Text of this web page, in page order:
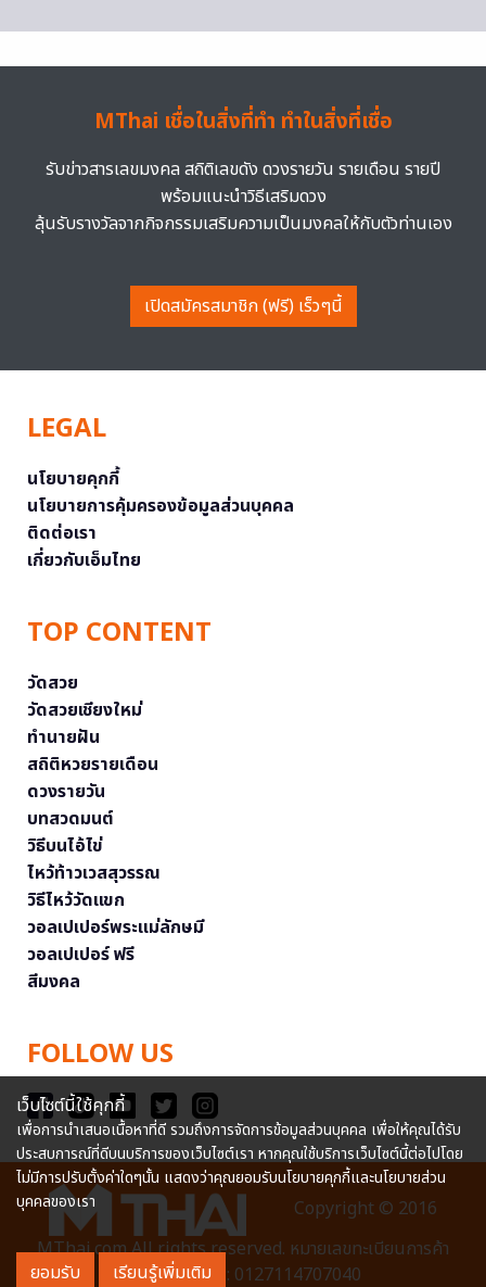
MThai เชื่อในสิ่งที่ทำ ทำในสิ่งที่เชื่อ
รับข่าวสารเลขมงคล สถิติเลขดัง ดวงรายวัน รายเดือน รายปี
พร้อมแนะนำวิธีเสริมดวง
ลุ้นรับรางวัลจากกิจกรรมเสริมความเป็นมงคลให้กับตัวท่านเอง
เปิดสมัครสมาชิก (ฟรี) เร็วๆนี้
LEGAL
นโยบายคุกกี้
นโยบายการคุ้มครองข้อมูลส่วนบุคคล
ติดต่อเรา
เกี่ยวกับเอ็มไทย
TOP CONTENT
วัดสวย
วัดสวยเชียงใหม่
ทำนายฝัน
สถิติหวยรายเดือน
ดวงรายวัน
บทสวดมนต์
วิธีบนไอ้ไข่
ไหว้ท้าวเวสสุวรรณ
วิธีไหว้วัดแขก
วอลเปเปอร์พระแม่ลักษมี
วอลเปเปอร์ ฟรี
สีมงคล
FOLLOW US
Copyright © 2016
MThai.com All rights reserved. หมายเลขทะเบียนการค้า
อิเล็กทรอนิกส์ : 0127114707040
เว็บไซต์นี้ใช้คุกกี้
เพื่อการนำเสนอเนื้อหาที่ดี รวมถึงการจัดการข้อมูลส่วนบุคคล เพื่อให้คุณได้รับ
ประสบการณ์ที่ดีบนบริการของเว็บไซต์เรา หากคุณใช้บริการเว็บไซต์นี้ต่อไปโดย
ไม่มีการปรับตั้งค่าใดๆนั้น แสดงว่าคุณยอมรับนโยบายคุกกี้และนโยบายส่วน
บุคคลของเรา
ยอมรับ เรียนรู้เพิ่มเติม